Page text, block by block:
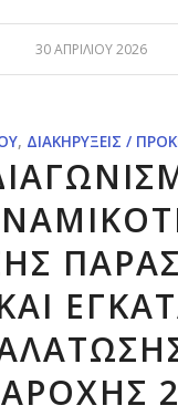
30 ΑΠΡΙΛΊΟΥ 2026
, ΔΙΑΚΗΡΎΞΕΙΣ /